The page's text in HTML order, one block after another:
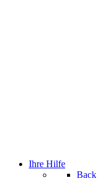
Ihre Hilfe
Back